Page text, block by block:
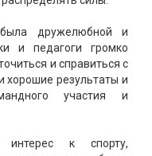
дружелюбной и
и педагоги громко
и справиться с
хорошие результаты и
участия и
интерес к спорту,